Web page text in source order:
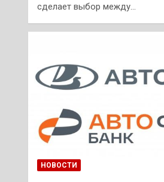
сделает выбор между…
НОВОСТИ